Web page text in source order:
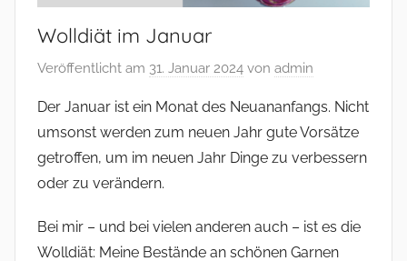
Wolldiät im Januar
Veröffentlicht am 31. Januar 2024 von admin
Der Januar ist ein Monat des Neuananfangs. Nicht
umsonst werden zum neuen Jahr gute Vorsätze
getroffen, um im neuen Jahr Dinge zu verbessern
oder zu verändern.
Bei mir – und bei vielen anderen auch – ist es die
Wolldiät: Meine Bestände an schönen Garnen